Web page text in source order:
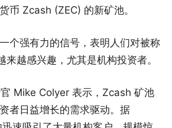
币 Zcash (ZEC) 的新矿池。
个强有力的信号，表明人们对被称
来越感兴趣，尤其是机构投资者。
Mike Colyer 表示，Zcash 矿池
者日益增长的需求驱动。据